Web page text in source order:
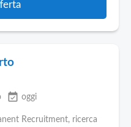
event_available oggi
Recruitment, ricerca